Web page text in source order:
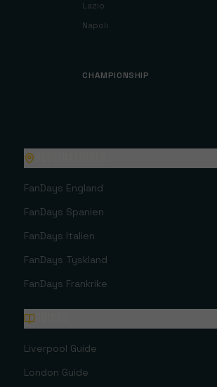
Lazio
Napoli
CHAMPIONSHIP
FanDays England
FanDays Spanien
FanDays Italien
FanDays Tyskland
FanDays Frankrike
Guides
Liverpool Guide
London Guide